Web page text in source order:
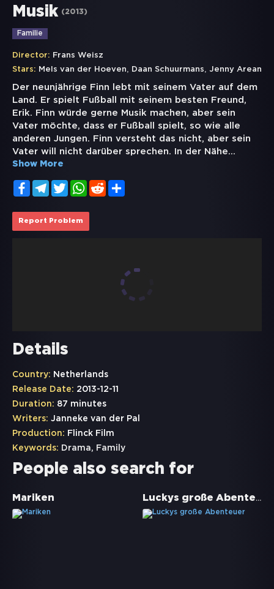
Musik (2013)
Familie
Director: Frans Weisz
Stars: Mels van der Hoeven, Daan Schuurmans, Jenny Arean
Der neunjährige Finn lebt mit seinem Vater auf dem
Land. Er spielt Fußball mit seinem besten Freund,
Erik. Finn würde gerne Musik machen, aber sein
Vater möchte, dass er Fußball spielt, so wie alle
anderen Jungen. Finn versteht das nicht, aber sein
Vater will nicht darüber sprechen. In der Nähe...
Show More
FacebookTelegramTwitterWhatsApp
Reddit
Report Problem
Details
Country: Netherlands
Release Date: 2013-12-11
Duration: 87 minutes
Writers: Janneke van der Pal
Production: Flinck Film
Keywords: Drama, Family
People also search for
Mariken Luckys große Abenteuer